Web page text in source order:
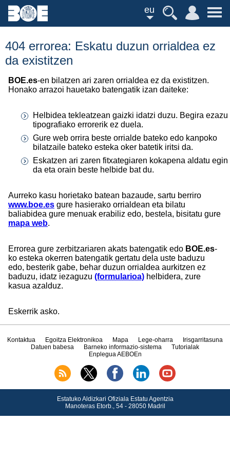
eu
404 errorea: Eskatu duzun orrialdea ez
da existitzen
BOE.es-en bilatzen ari zaren orrialdea ez da existitzen.
Honako arrazoi hauetako batengatik izan daiteke:
Helbidea tekleatzean gaizki idatzi duzu. Begira ezazu
tipografiako errorerik ez duela.
Gure web orrira beste orrialde bateko edo kanpoko
bilatzaile bateko esteka oker batetik iritsi da.
Eskatzen ari zaren fitxategiaren kokapena aldatu egin
da eta orain beste helbide bat du.
Aurreko kasu horietako batean bazaude, sartu berriro
www.boe.es gure hasierako orrialdean eta bilatu
baliabidea gure menuak erabiliz edo, bestela, bisitatu gure
mapa web.
Errorea gure zerbitzariaren akats batengatik edo BOE.es-
ko esteka okerren batengatik gertatu dela uste baduzu
edo, besterik gabe, behar duzun orrialdea aurkitzen ez
baduzu, idatz iezaguzu (formularioa) helbidera, zure
kasua azalduz.
Eskerrik asko.
Kontaktua Egoitza Elektronikoa Mapa Lege-oharra
Irisgarritasuna
Datuen babesa
Barneko informazio-sistema
Tutorialak
Enplegua AEBOEn
Estatuko Aldizkari Ofiziala Estatu Agentzia
Manoteras Etorb., 54 - 28050 Madril